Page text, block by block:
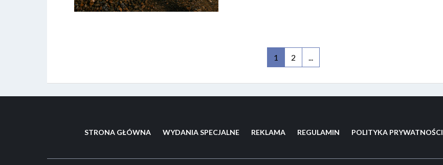
1 (aktualna)
2 ...
STRONA GŁÓWNA WYDANIA SPECJALNE REKLAMA REGULAMIN POLITYKA PRYWATNOŚCI